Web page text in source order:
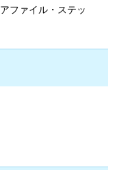
ファイル・ステッ